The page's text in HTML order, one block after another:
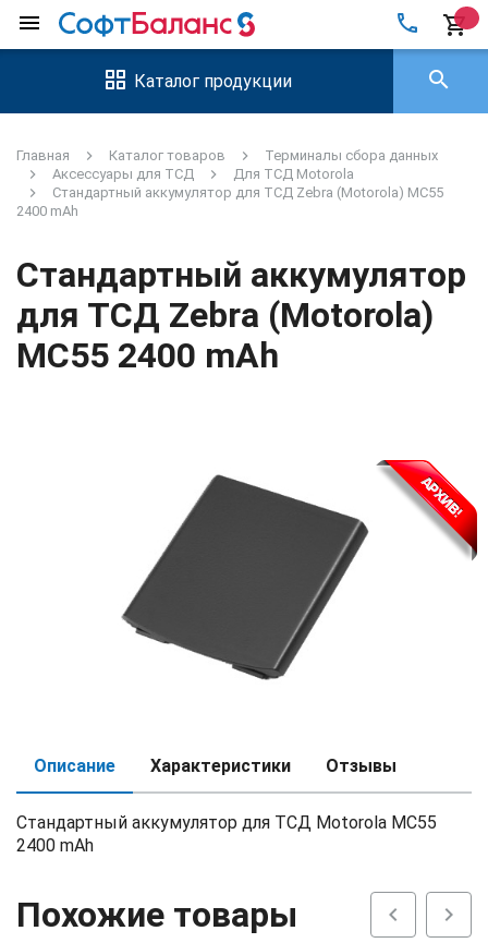
menu local_phone shopping_cart
Каталог продукции search
Главная Каталог товаров
Терминалы сбора данных
Аксессуары для ТСД
Для ТСД Motorola
Стандартный аккумулятор для ТСД Zebra (Motorola) MC55
2400 mAh
Стандартный аккумулятор
для ТСД Zebra (Motorola)
MC55 2400 mAh
Описание Характеристики Отзывы
Стандартный аккумулятор для ТСД Motorola MC55
2400 mAh
Похожие товары chevron_left chevron_right